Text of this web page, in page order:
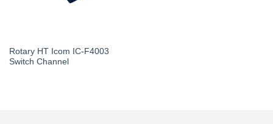
Rotary HT Icom IC-F4003
Switch Channel